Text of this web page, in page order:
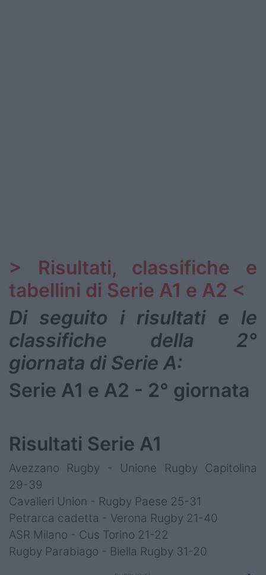
> Risultati, classifiche e
tabellini di Serie A1 e A2 <
Di seguito i risultati e le
classifiche della 2°
giornata di Serie A:
Serie A1 e A2 - 2° giornata
Risultati Serie A1
Avezzano Rugby - Unione Rugby Capitolina
29-39
Cavalieri Union - Rugby Paese 25-31
Petrarca cadetta - Verona Rugby 21-40
ASR Milano - Cus Torino 21-22
Rugby Parabiago - Biella Rugby 31-20